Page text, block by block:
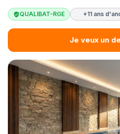
QUALIBAT-RGE +11 ans
Je veux un